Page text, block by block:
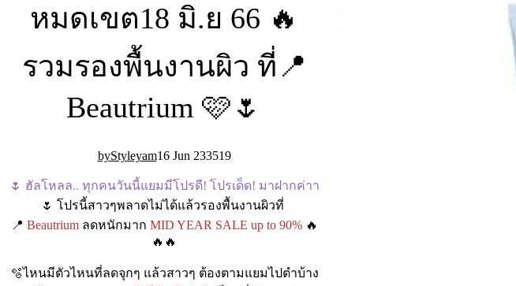
หมดเขต18 มิ.ย 66 🔥
รวมรองพื้นงานผิว ที่📍
Beautrium 🩷🌷
Styleyam16 Jun 233519
🌷 ฮัลโหลล.. ทุกคนวันนี้แยมมีโปรดี! โปรเด็ด! มาฝากค่าา
🌷 โปรนี้สาวๆพลาดไม่ได้แล้วรองพื้นงานผิวที่
📍 Beautriumลดหนักมาก MID YEAR SALE up to 90% 🔥
🔥🔥
🫧ไหนมีตัวไหนที่ลดจุกๆ แล้วสาวๆ ต้องตามแยมไปตำบ้าง